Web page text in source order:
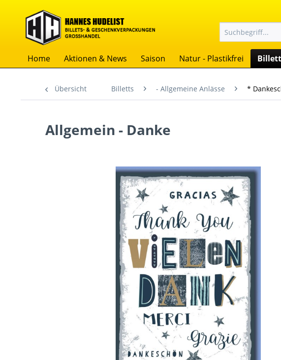
Home Aktionen & News Saison Natur - Plastikfrei
Übersicht Billetts - Allgemeine Anlässe *
Allgemein - Danke